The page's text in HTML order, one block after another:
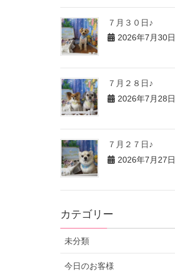
７月３０日♪
2026年7月30日
７月２８日♪
2026年7月28日
７月２７日♪
2026年7月27日
カテゴリー
未分類
今日のお客様